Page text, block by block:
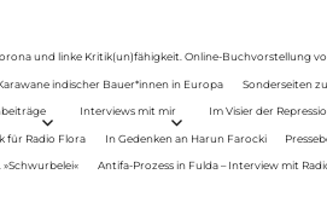
und linke Kritik(un)fähigkeit. Online-Buchvorstellung
indischer Bauer*innen in Europa Sonderseiten
Interviews mit mir Im Visier der
für Radio Flora In Gedenken an Harun Farocki
Antifa-Prozess in Fulda – Interview mit